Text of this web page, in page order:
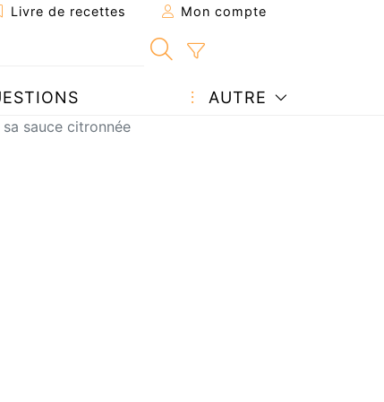
Livre de recettes Mon compte
AUTRE
sauce citronnée
à un ami
page
question à l'auteur
votre photo de cette